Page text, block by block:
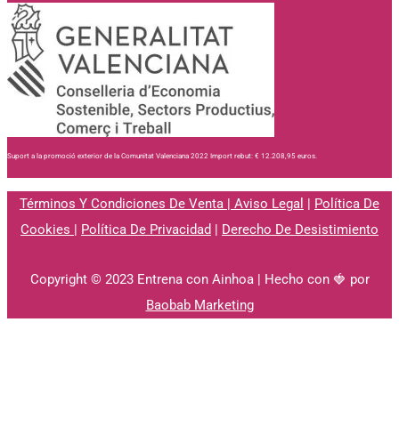
Suport a la promoció exterior de la Comunitat Valenciana 2022 Import rebut: € 12.208,95 euros.
Términos Y Condiciones De Venta | Aviso Legal | Política De
Cookies | Política De Privacidad | Derecho De Desistimiento
Copyright © 2023 Entrena con Ainhoa | Hecho con 🍓 por
Baobab Marketing